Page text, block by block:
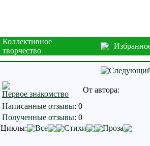
Коллективное
творчество
Первое знакомство
От автора:
Написанные отзывы: 0
Полученные отзывы: 0
Циклы:
Все Стихи Проза